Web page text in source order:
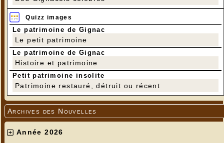
Quizz images
Le patrimoine de Gignac
Le petit patrimoine
Le patrimoine de Gignac
Histoire et patrimoine
Petit patrimoine insolite
Patrimoine restauré, détruit ou récent
Archives des Nouvelles
Année 2026